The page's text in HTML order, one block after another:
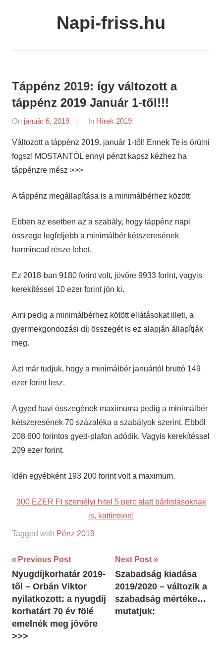
Napi-friss.hu
Táppénz 2019: így változott a
táppénz 2019 Január 1-től!!!
On január 6, 2019
By
In Hírek 2019
Változott a táppénz 2019. január 1-től! Ennek Te is örülni
fogsz! MOSTANTÓL ennyi pénzt kapsz kézhez ha
táppénzre mész >>>
A táppénz megállapítása is a minimálbérhez között.
Ebben az esetben az a szabály, hogy táppénz napi
összege legfeljebb a minimálbér kétszeresének
harmincad része lehet.
Ez 2018-ban 9180 forint volt, jövőre 9933 forint, vagyis
kerekítéssel 10 ezer forint jön ki.
Ami pedig a minimálbérhez kötött ellátásokat illeti, a
gyermekgondozási díj összegét is ez alapján állapítják
meg.
Azt már tudjuk, hogy a minimálbér januártól bruttó 149
ezer forint lesz.
A gyed havi összegének maximuma pedig a minimálbér
kétszeresének 70 százaléka a szabályok szerint. Ebből
208 600 forintos gyed-plafon adódik. Vagyis kerekítéssel
209 ezer forint.
Idén egyébként 193 200 forint volt a maximum.
300 EZER Ft személyi hitel 5 perc alatt bárlistásoknak
is, kattintson!
Tagged with Pénz 2019
Bejegyzés
navigáció
Previous Post
Nyugdíjkorhatár 2019-
től – Orbán Viktor
nyilatkozott: a nyugdíj
korhatárt 70 év fölé
emelnék meg jövőre
>>>
Next Post
Szabadság kiadása
2019/2020 – változik a
szabadság mértéke…
mutatjuk: